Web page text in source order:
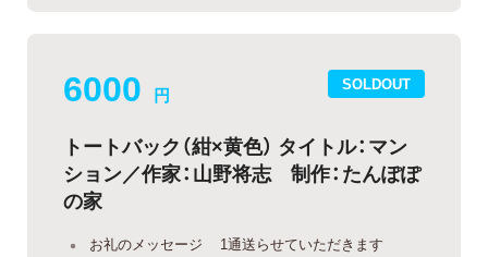
SOLDOUT
6000 円
トートバック（紺×黄色） タイトル：マン
ション／作家：山野将志 制作：たんぽぽ
の家
お礼のメッセージ 1通送らせていただきます